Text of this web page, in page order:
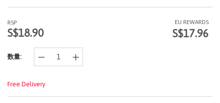
Reviews.
同
样
面
RSP
S$18.90
EU REWARDS
S$17.96
数量:
Free Delivery